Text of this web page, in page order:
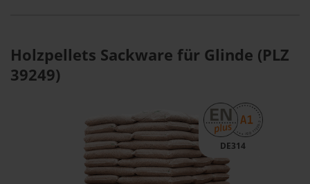
Holzpellets Sackware für Glinde (PLZ
39249)
DE314